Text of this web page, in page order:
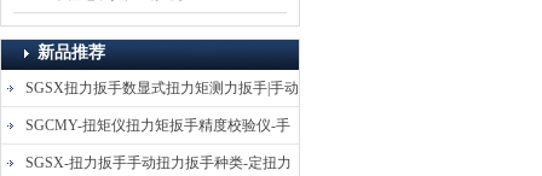
新品推荐
SGSX扭力扳手数显式扭力矩测力扳手|手动
定扭矩检测扳手
SGCMY-扭矩仪扭力矩扳手精度校验仪-手
动扳子扭矩校准仪
SGSX-扭力扳手手动扭力扳手种类-定扭力